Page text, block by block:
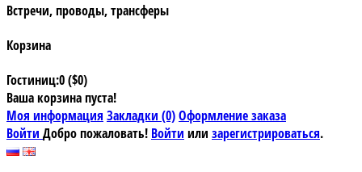
Встречи, проводы, трансферы
Корзина
Гостиниц:0 ($0)
Ваша корзина пуста!
Моя информация Закладки (0)Оформление заказа
Войти Добро пожаловать! Войти или зарегистрироваться.